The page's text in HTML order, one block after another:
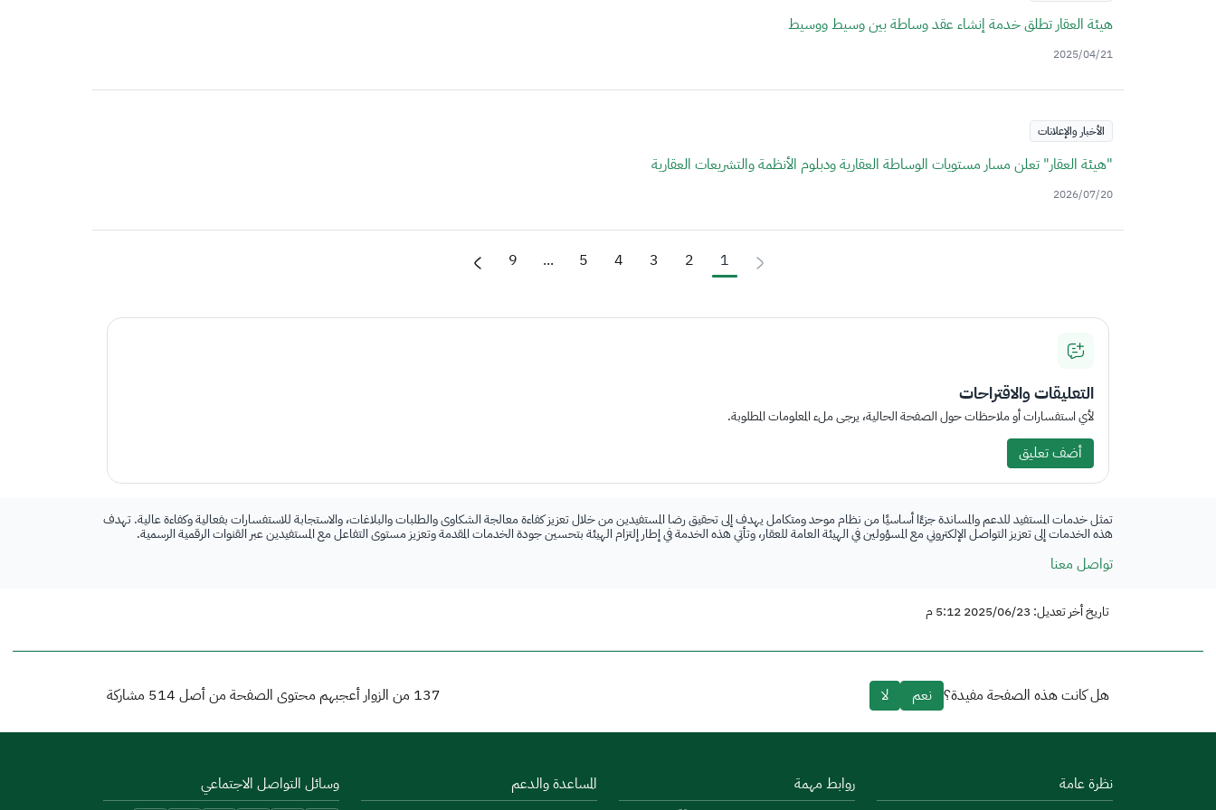
هيئة العقار تطلق خدمة إنشاء عقد وساطة بين وسيط ووسيط
2025/04/21
الأخبار والإعلانات
"هيئة العقار" تعلن مسار مستويات الوساطة العقارية ودبلوم الأنظمة والتشريعات العقارية
2026/07/20
1
2
3
4
5
...
9
التعليقات والاقتراحات
لأي استفسارات أو ملاحظات حول الصفحة الحالية، يرجى ملء المعلومات المطلوبة.
أضف تعليق
تمثل خدمات المستفيد للدعم والمساندة جزءًا أساسيًا من نظام موحد ومتكامل يهدف إلى تحقيق رضا المستفيدين من خلال تعزيز كفاءة معالجة الشكاوى والطلبات والبلاغات، والاستجابة للاستفسارات بفعالية وكفاءة عالية. تهدف
هذه الخدمات إلى تعزيز التواصل الإلكتروني مع المسؤولين في الهيئة العامة للعقار، وتأتي هذه الخدمة في إطار إلتزام الهيئة بتحسين جودة الخدمات المقدمة وتعزيز مستوى التفاعل مع المستفيدين عبر القنوات الرقمية الرسمية.
تواصل معنا
تاريخ أخر تعديل: 2025/06/23 5:12 م
هل كانت هذه الصفحة مفيدة؟ نعم لا 137 من الزوار أعجبهم محتوى الصفحة من أصل 514 مشاركة
نظرة عامة روابط مهمة المساعدة والدعم وسائل التواصل الاجتماعي